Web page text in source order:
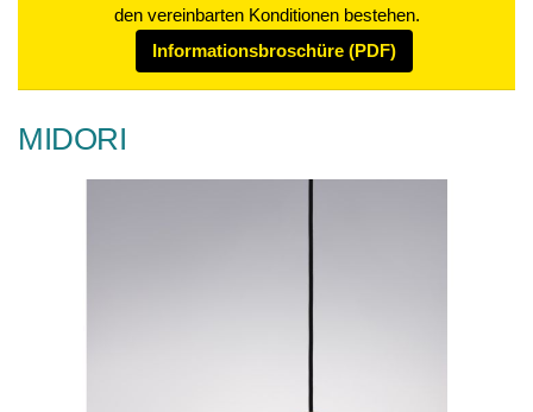
den vereinbarten Konditionen bestehen.
Informationsbroschüre (PDF)
MIDORI